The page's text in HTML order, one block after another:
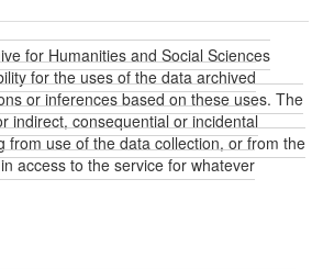
for Humanities and Social Sciences
for the uses of the data archived
or inferences based on these uses. The
indirect, consequential or incidental
from use of the data collection, or from the
access to the service for whatever